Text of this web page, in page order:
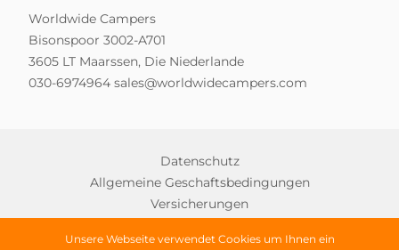
Unsere Webseite verwendet Cookies um Ihnen ein
Worldwide Campers
Bisonspoor 3002-A701
3605 LT Maarssen, Die Niederlande
030-6974964 sales@worldwidecampers.com
Datenschutz
Allgemeine Geschaftsbedingungen
Versicherungen